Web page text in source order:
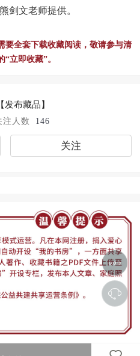
文老师提供。
要全套下载收藏阅读，敬请参与清
立即收藏”。
【发布藏品】
注人数 146
关注